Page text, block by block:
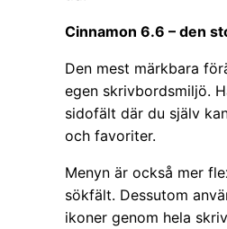
Cinnamon 6.6 – den
Den mest märkbara
egen skrivbordsmiljö.
sidofält där du själv
och favoriter.
Menyn är också mer
sökfält. Dessutom
ikoner genom hela